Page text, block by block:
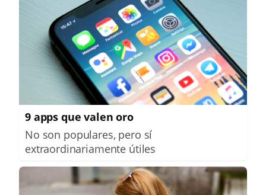
9 apps que valen oro
No son populares, pero sí
extraordinariamente útiles